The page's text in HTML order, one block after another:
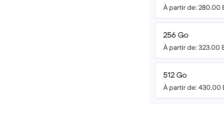
À partir de: 280.00
256 Go
À partir de: 323.00
512 Go
À partir de: 430.00